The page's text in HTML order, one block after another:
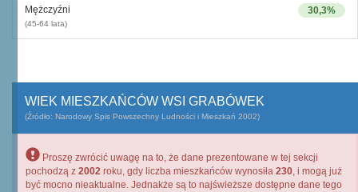
30,3%
Mężczyźni
(45-64 lata)
WIEK MIESZKAŃCÓW WSI GRABÓWEK
(Źródło: Narodowy Spis Powszechny Ludności i Mieszkań 2002)
Proszę zwrócić uwagę na to, że dane prezentowane w tej sekcji
pochodzą z 2002 roku, gdy liczba mieszkańców wynosiła 230, i mogą już
być mocno nieaktualne. Jednakże są to najświeższe dostępne dane tego